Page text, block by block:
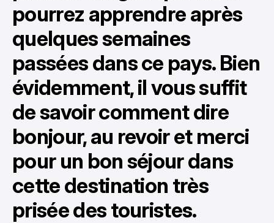
pourrez apprendre après
quelques semaines
passées dans ce pays. Bien
évidemment, il vous suffit
de savoir comment dire
bonjour, au revoir et merci
pour un bon séjour dans
cette destination très
prisée des touristes.